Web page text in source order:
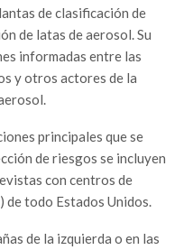
de clasificación de
de latas de aerosol. Su
informadas entre las
y otros actores de la
principales que se
de riesgos se incluyen
con centros de
de todo Estados Unidos.
de la izquierda o en las